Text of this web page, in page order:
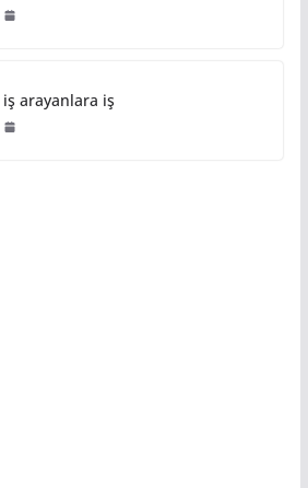
iş arayanlara iş